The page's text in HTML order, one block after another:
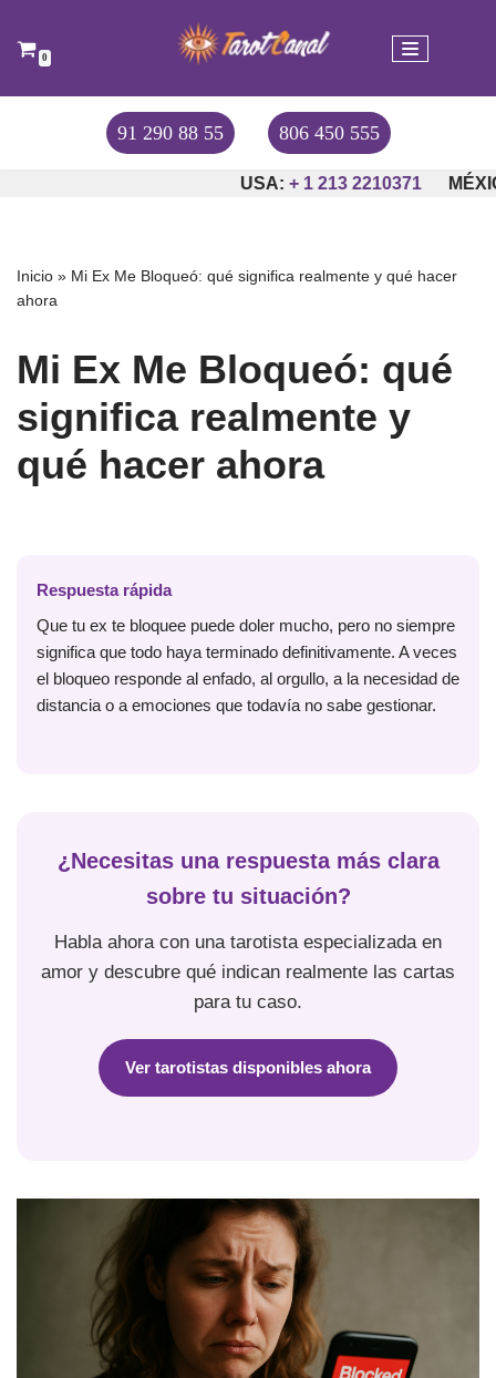
Saltar
0
91 290 88 55 806 450 555
USA:+ 1 213 2210371
Inicio » Mi Ex Me Bloqueó: qué significa realmente y qué hacer
ahora
Mi Ex Me Bloqueó: qué
significa realmente y
qué hacer ahora
Respuesta rápida
Que tu ex te bloquee puede doler mucho, pero no siempre
significa que todo haya terminado definitivamente. A veces
el bloqueo responde al enfado, al orgullo, a la necesidad de
distancia o a emociones que todavía no sabe gestionar.
¿Necesitas una respuesta más clara
sobre tu situación?
Habla ahora con una tarotista especializada en
amor y descubre qué indican realmente las cartas
para tu caso.
Ver tarotistas disponibles ahora